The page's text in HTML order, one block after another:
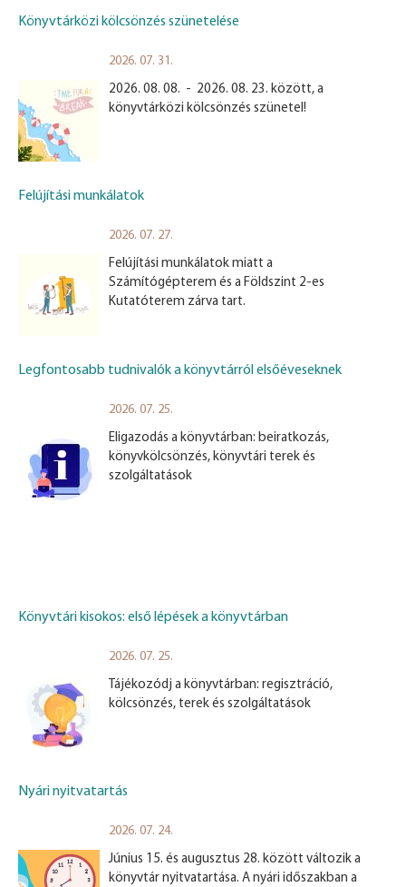
Könyvtárközi kölcsönzés szünetelése
2026. 07. 31.
2026. 08. 08. - 2026. 08. 23. között, a
könyvtárközi kölcsönzés szünetel!
Felújítási munkálatok
2026. 07. 27.
Felújítási munkálatok miatt a
Számítógépterem és a Földszint 2-es
Kutatóterem zárva tart.
Legfontosabb tudnivalók a könyvtárról elsőéveseknek
2026. 07. 25.
Eligazodás a könyvtárban: beiratkozás,
könyvkölcsönzés, könyvtári terek és
szolgáltatások
Könyvtári kisokos: első lépések a könyvtárban
2026. 07. 25.
Tájékozódj a könyvtárban: regisztráció,
kölcsönzés, terek és szolgáltatások
Nyári nyitvatartás
2026. 07. 24.
Június 15. és augusztus 28. között változik a
könyvtár nyitvatartása. A nyári időszakban a